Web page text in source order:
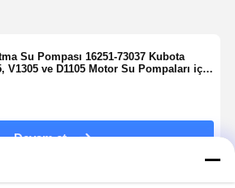
Su Pompası 16251-73037 Kubota
V1305 ve D1105 Motor Su Pompaları için
Devam et